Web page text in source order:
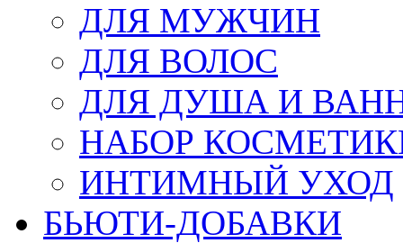
ДЛЯ МУЖЧИН
ДЛЯ ВОЛОС
ДЛЯ ДУША И
НАБОР
ИНТИМНЫЙ УХОД
БЬЮТИ-ДОБАВКИ